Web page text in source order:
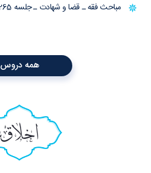
مباحث فقه ـ قضا و شهادت ـ جلسه 265(1404/11/18)
همه دروس
اخلاق